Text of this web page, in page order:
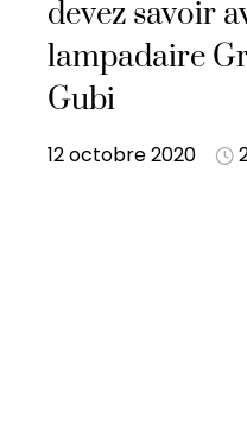
devez savoir
lampadaire
Gubi
12 octobre 2020